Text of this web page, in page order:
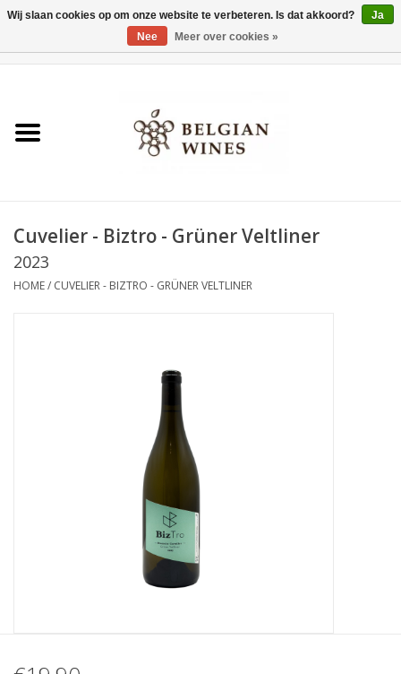
Wijnen
Wijnbar Antwerpen
Over ons
Cuvelier - Biztro - Grüner Veltliner
2023
HOME/ CUVELIER - BIZTRO - GRÜNER VELTLINER
Wij slaan cookies op om onze website te verbeteren. Is dat akkoord?
Ja
Nee
Meer over cookies »